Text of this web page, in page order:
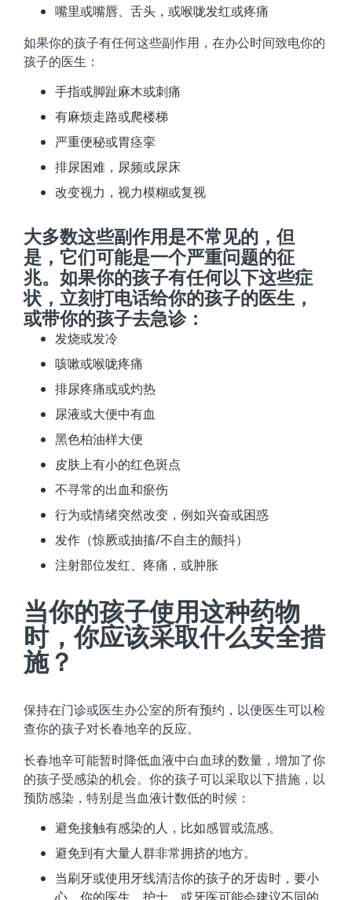
嘴里或嘴唇、舌头，或喉咙发红或疼痛
如果你的孩子有任何这些副作用，在办公时间致电你的
孩子的医生：
手指或脚趾麻木或刺痛
有麻烦走路或爬楼梯
严重便秘或胃痉挛
排尿困难，尿频或尿床
改变视力，视力模糊或复视
大多数这些副作用是不常见的，但
是，它们可能是一个严重问题的征
兆。如果你的孩子有任何以下这些症
状，立刻打电话给你的孩子的医生，
或带你的孩子去急诊：
发烧或发冷
咳嗽或喉咙疼痛
排尿疼痛或或灼热
尿液或大便中有血
黑色柏油样大便
皮肤上有小的红色斑点
不寻常的出血和瘀伤
行为或情绪突然改变，例如兴奋或困惑
发作（惊厥或抽搐/不自主的颤抖）
注射部位发红、疼痛，或肿胀
当你的孩子使用这种药物
时，你应该采取什么安全措
施？
保持在门诊或医生办公室的所有预约，以便医生可以检
查你的孩子对长春地辛的反应。
长春地辛可能暂时降低血液中白血球的数量，增加了你
的孩子受感染的机会。你的孩子可以采取以下措施，以
预防感染，特别是当血液计数低的时候：
避免接触有感染的人，比如感冒或流感。
避免到有大量人群非常拥挤的地方。
当刷牙或使用牙线清洁你的孩子的牙齿时，要小